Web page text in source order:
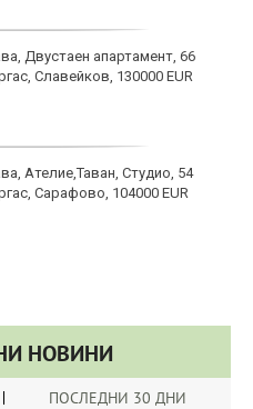
Двустаен апартамент, 66
Славейков, 130000 EUR
Ателие,Таван, Студио, 54
Сарафово, 104000 EUR
НОВИНИ
ПОСЛЕДНИ 30 ДНИ